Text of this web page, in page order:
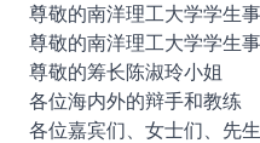
尊敬的南洋理工大学学生
尊敬的南洋理工大学学生
尊敬的筹长陈淑玲小姐
各位海内外的辩手和教练
各位嘉宾们、女士们、先